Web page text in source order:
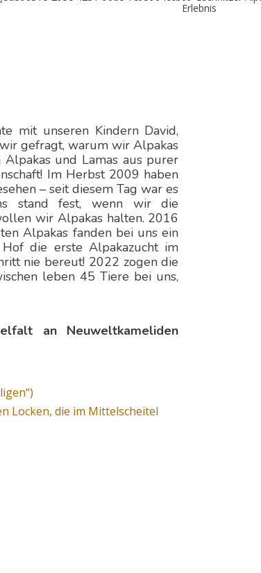
mit unseren Kindern David,
gefragt, warum wir Alpakas
und Lamas aus purer
Im Herbst 2009 haben
– seit diesem Tag war es
stand fest, wenn wir die
wir Alpakas halten. 2016
Alpakas fanden bei uns ein
die erste Alpakazucht im
nie bereut! 2022 zogen die
leben 45 Tiere bei uns,
an Neuweltkameliden
Locken, die im Mittelscheitel